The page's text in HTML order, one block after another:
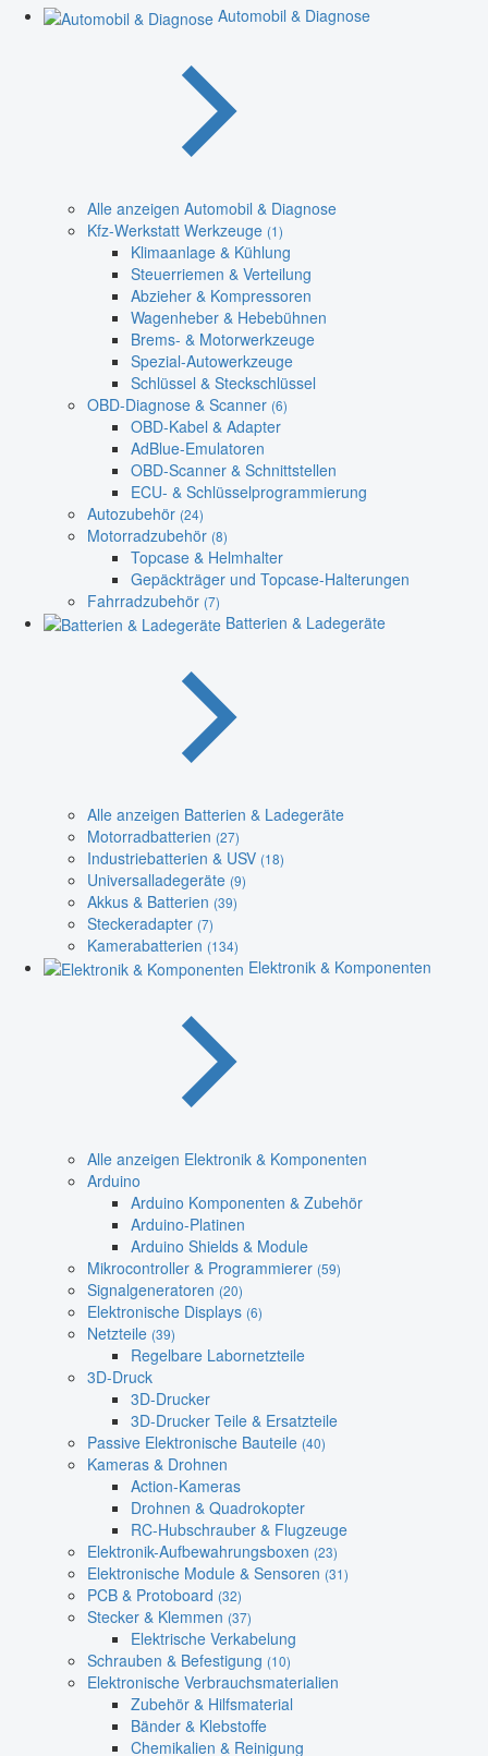
Automobil & Diagnose
Alle anzeigen Automobil & Diagnose
Kfz-Werkstatt Werkzeuge (1)
Klimaanlage & Kühlung
Steuerriemen & Verteilung
Abzieher & Kompressoren
Wagenheber & Hebebühnen
Brems- & Motorwerkzeuge
Spezial-Autowerkzeuge
Schlüssel & Steckschlüssel
OBD-Diagnose & Scanner (6)
OBD-Kabel & Adapter
AdBlue-Emulatoren
OBD-Scanner & Schnittstellen
ECU- & Schlüsselprogrammierung
Autozubehör (24)
Motorradzubehör (8)
Topcase & Helmhalter
Gepäckträger und Topcase-Halterungen
Fahrradzubehör (7)
Batterien & Ladegeräte
Alle anzeigen Batterien & Ladegeräte
Motorradbatterien (27)
Industriebatterien & USV (18)
Universalladegeräte (9)
Akkus & Batterien (39)
Steckeradapter (7)
Kamerabatterien (134)
Elektronik & Komponenten
Alle anzeigen Elektronik & Komponenten
Arduino
Arduino Komponenten & Zubehör
Arduino-Platinen
Arduino Shields & Module
Mikrocontroller & Programmierer (59)
Signalgeneratoren (20)
Elektronische Displays (6)
Netzteile (39)
Regelbare Labornetzteile
3D-Druck
3D-Drucker
3D-Drucker Teile & Ersatzteile
Passive Elektronische Bauteile (40)
Kameras & Drohnen
Action-Kameras
Drohnen & Quadrokopter
RC-Hubschrauber & Flugzeuge
Elektronik-Aufbewahrungsboxen (23)
Elektronische Module & Sensoren (31)
PCB & Protoboard (32)
Stecker & Klemmen (37)
Elektrische Verkabelung
Schrauben & Befestigung (10)
Elektronische Verbrauchsmaterialien
Zubehör & Hilfsmaterial
Bänder & Klebstoffe
Chemikalien & Reinigung